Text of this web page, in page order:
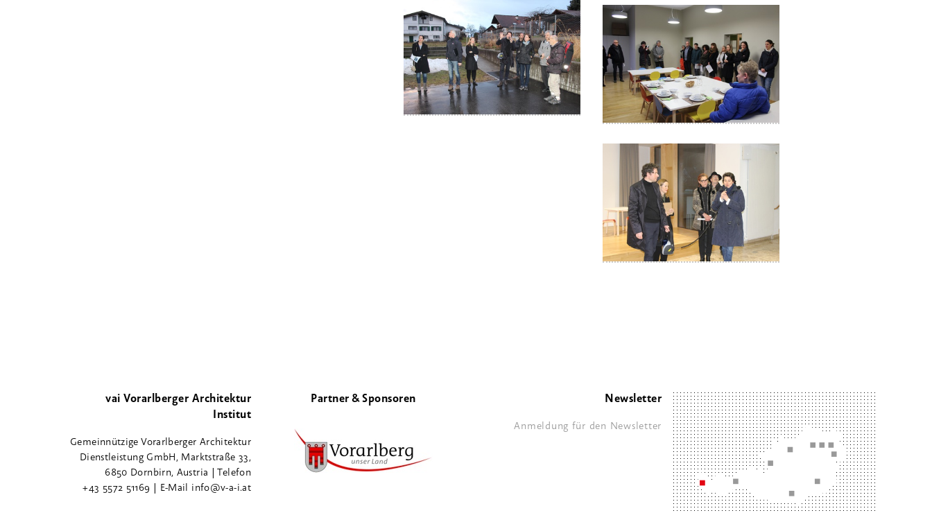
vai Vorarlberger Architektur
Institut
Gemeinnützige Vorarlberger Architektur
Dienstleistung GmbH, Marktstraße 33,
6850 Dornbirn, Austria | Telefon
+43 5572 51169 | E-Mail info@v-a-i.at
Partner & Sponsoren Newsletter
Anmeldung für den Newsletter